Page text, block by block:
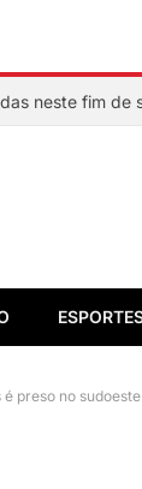
preso no